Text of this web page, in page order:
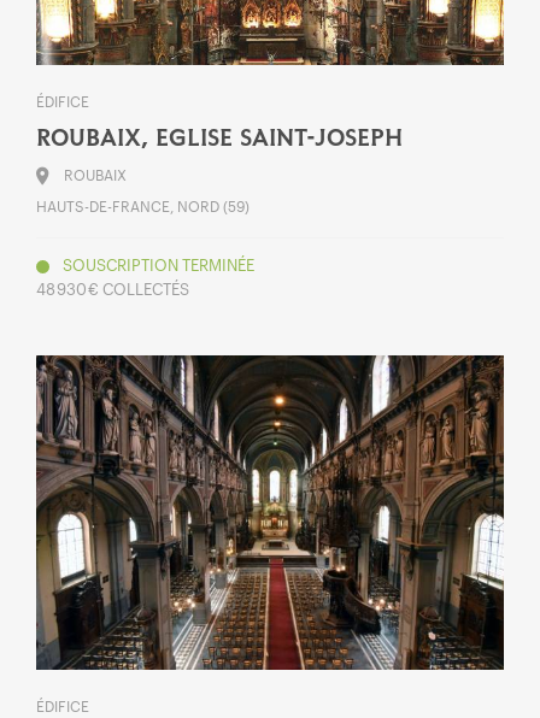
ÉDIFICE
ROUBAIX, EGLISE SAINT-JOSEPH
ROUBAIX
HAUTS-DE-FRANCE, NORD (59)
SOUSCRIPTION TERMINÉE
48 930 € COLLECTÉS
ÉDIFICE